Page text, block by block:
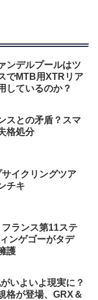
ンデルプールはツ
でMTB用XTRリア
しているのか？
スとの矛盾？スマ
格処分
イクリングツア
チキ
ランス第11ステ
ンゲゴーがタデ
護
いよいよ現実に？
格が登場、GRX＆